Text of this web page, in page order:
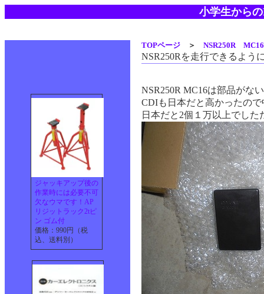
小学生から
TOPページ ＞ NSR250R
NSR250Rを走行できるよう
ジャッキアップ後の
作業時には必要不可
欠なウマです！AP
リジットラック2tピ
ン ゴム付
価格：990円（税
込、送料別）
NSR250R MC16は部品がな
CDIも日本だと高かったの
日本だと2個１万以上でした